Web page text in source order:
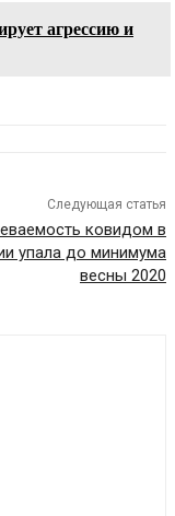
агрессию и
Следующая статья
ковидом в
упала до минимума
весны 2020